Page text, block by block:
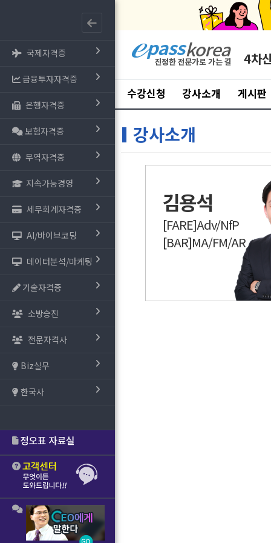
국제자격증
금융투자자격증
은행자격증
보험자격증
무역자격증
지속가능경영
세무회계자격증
AI/바이브코딩
데이터분석/마케팅
기술자격증
소방승진
전문자격사
Biz실무
한국사
4차
수강신청 강사소개 게시판
강사소개
김용석
[FARE]Adv/NfP
[BAR]MA/FM/AR